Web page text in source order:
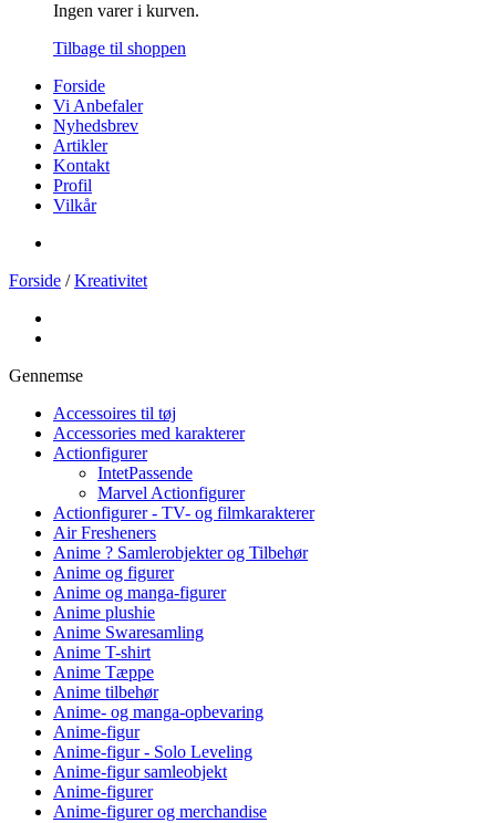
Ingen varer i kurven.
Tilbage til shoppen
Forside
Vi Anbefaler
Nyhedsbrev
Artikler
Kontakt
Profil
Vilkår
Forside / Kreativitet
Gennemse
Accessoires til tøj
Accessories med karakterer
Actionfigurer
IntetPassende
Marvel Actionfigurer
Actionfigurer - TV- og filmkarakterer
Air Fresheners
Anime ? Samlerobjekter og Tilbehør
Anime og figurer
Anime og manga-figurer
Anime plushie
Anime Swaresamling
Anime T-shirt
Anime Tæppe
Anime tilbehør
Anime- og manga-opbevaring
Anime-figur
Anime-figur - Solo Leveling
Anime-figur samleobjekt
Anime-figurer
Anime-figurer og merchandise